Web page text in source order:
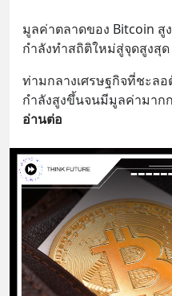
มูลค่าตลาดของ Bitcoin สู
กำลังทำสถิติใหม่สู่จุดสูงสุด
ท่ามกลางเศรษฐกิจที่ชะล
กำลังสูงขึ้นจนมีมูลค่ามาก
อ่านต่อ